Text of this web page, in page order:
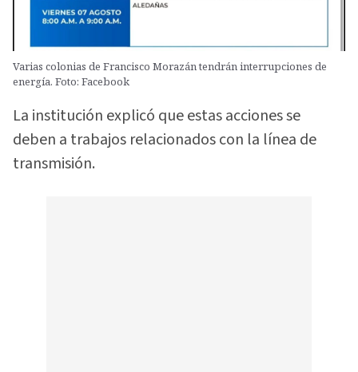
Varias colonias de Francisco Morazán tendrán interrupciones de
energía. Foto: Facebook
La institución explicó que estas acciones se
deben a trabajos relacionados con la línea de
transmisión.